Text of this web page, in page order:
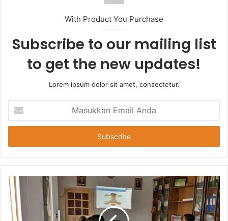
With Product You Purchase
Subscribe to our mailing list
to get the new updates!
Lorem ipsum dolor sit amet, consectetur.
Email
Anda